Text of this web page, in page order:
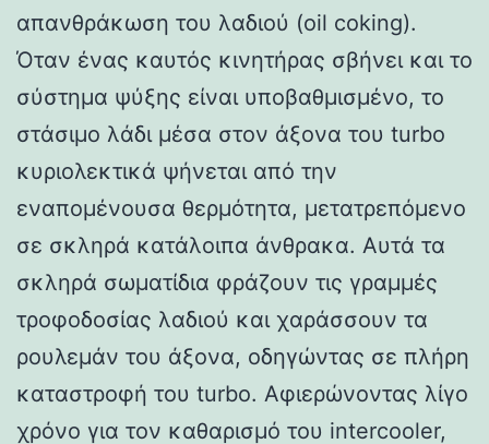
απανθράκωση του λαδιού (oil coking).
Όταν ένας καυτός κινητήρας σβήνει και το
σύστημα ψύξης είναι υποβαθμισμένο, το
στάσιμο λάδι μέσα στον άξονα του turbo
κυριολεκτικά ψήνεται από την
εναπομένουσα θερμότητα, μετατρεπόμενο
σε σκληρά κατάλοιπα άνθρακα. Αυτά τα
σκληρά σωματίδια φράζουν τις γραμμές
τροφοδοσίας λαδιού και χαράσσουν τα
ρουλεμάν του άξονα, οδηγώντας σε πλήρη
καταστροφή του turbo. Αφιερώνοντας λίγο
χρόνο για τον καθαρισμό του intercooler,